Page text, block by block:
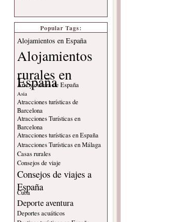
Popular Tags:
Alojamientos en España
Alojamientos
rurales en
España
Arte y cultura de España
Asia
Atracciones turísticas de
Barcelona
Atracciones Turísticas en
Barcelona
Atracciones turísticas en España
Atracciones Turísticas en Málaga
Casas rurales
Consejos de viaje
Consejos de viajes a
España
Cuba
Deporte aventura
Deportes acuáticos